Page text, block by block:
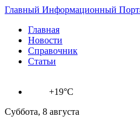
Главный Информационный
Главная
Новости
Справочник
Статьи
+19°C
Суббота, 8 августа